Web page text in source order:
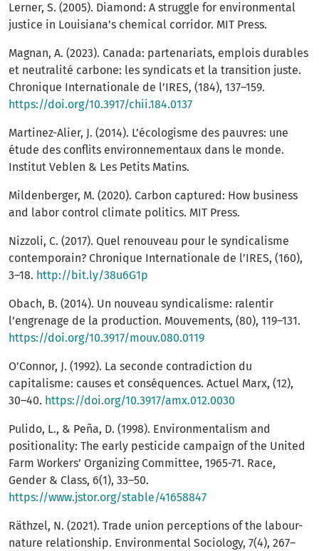
Lerner, S. (2005). Diamond: A struggle for environmental
justice in Louisiana’s chemical corridor. MIT Press.
Magnan, A. (2023). Canada: partenariats, emplois durables
et neutralité carbone: les syndicats et la transition juste.
Chronique Internationale de l’IRES, (184), 137–159.
https://doi.org/10.3917/chii.184.0137
Martinez-Alier, J. (2014). L’écologisme des pauvres: une
étude des conflits environnementaux dans le monde.
Institut Veblen & Les Petits Matins.
Mildenberger, M. (2020). Carbon captured: How business
and labor control climate politics. MIT Press.
Nizzoli, C. (2017). Quel renouveau pour le syndicalisme
contemporain? Chronique Internationale de l’IRES, (160),
3–18. http://bit.ly/38u6G1p
Obach, B. (2014). Un nouveau syndicalisme: ralentir
l’engrenage de la production. Mouvements, (80), 119–131.
https://doi.org/10.3917/mouv.080.0119
O’Connor, J. (1992). La seconde contradiction du
capitalisme: causes et conséquences. Actuel Marx, (12),
30–40. https://doi.org/10.3917/amx.012.0030
Pulido, L., & Peña, D. (1998). Environmentalism and
positionality: The early pesticide campaign of the United
Farm Workers’ Organizing Committee, 1965-71. Race,
Gender & Class, 6(1), 33–50.
https://www.jstor.org/stable/41658847
Räthzel, N. (2021). Trade union perceptions of the labour-
nature relationship. Environmental Sociology, 7(4), 267–